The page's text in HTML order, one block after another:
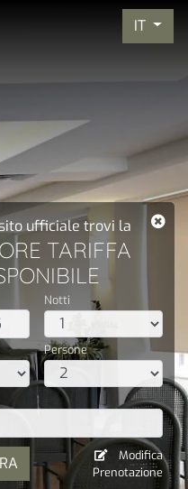
IT
ufficiale trovi la
TARIFFA
Notti
Persone
Modifica
Prenotazione